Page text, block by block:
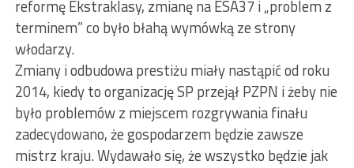
reformę Ekstraklasy, zmianę na ESA37 i „problem z
terminem” co było błahą wymówką ze strony
włodarzy.
Zmiany i odbudowa prestiżu miały nastąpić od roku
2014, kiedy to organizację SP przejął PZPN i żeby nie
było problemów z miejscem rozgrywania finału
zadecydowano, że gospodarzem będzie zawsze
mistrz kraju. Wydawało się, że wszystko będzie jak